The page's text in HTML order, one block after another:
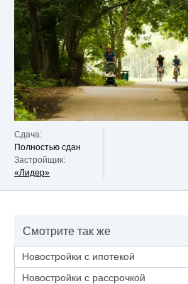
Сдача:
Полностью сдан
Застройщик:
«Лидер»
Смотрите так же
Новостройки с ипотекой
Новостройки с рассрочкой